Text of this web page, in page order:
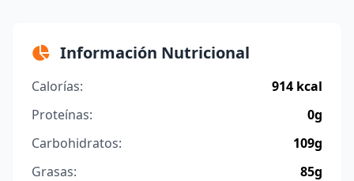
Información Nutricional
Calorías:
914 kcal
Proteínas:
0g
Carbohidratos:
109g
Grasas:
85g